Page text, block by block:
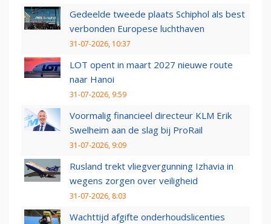
Gedeelde tweede plaats Schiphol als best
verbonden Europese luchthaven
31-07-2026, 10:37
LOT opent in maart 2027 nieuwe route
naar Hanoi
31-07-2026, 9:59
Voormalig financieel directeur KLM Erik
Swelheim aan de slag bij ProRail
31-07-2026, 9:09
Rusland trekt vliegvergunning Izhavia in
wegens zorgen over veiligheid
31-07-2026, 8:03
Wachttijd afgifte onderhoudslicenties